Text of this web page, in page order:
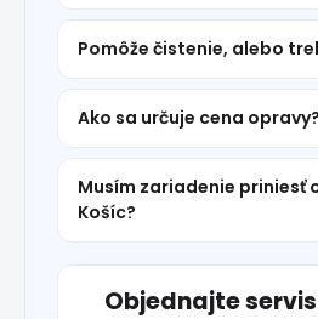
Pomôže čistenie, alebo
Ako sa určuje cena opravy?
Musím zariadenie priniesť
Košíc?
Objednajte